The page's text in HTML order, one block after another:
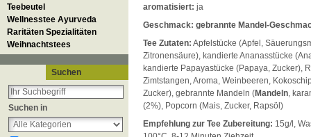
Teebeutel
Wellnesstee Ayurveda
Raritäten Spezialitäten
Weihnachtstees
Suchen
Suchen in
aromatisiert: ja
Geschmack: gebrannte Mandel-
Tee Zutaten: Apfelstücke (Apfel,
Zitronensäure), kandierte Ananasstücke
kandierte Papayastücke (Papaya, Zucker),
Zimtstangen, Aroma, Weinbeeren,
Zucker), gebrannte Mandeln (Mandeln,
(2%), Popcorn (Mais, Zucker, Rapsöl)
Empfehlung zur Tee Zubereitung: 15g/l,